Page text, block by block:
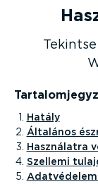
Hatály
Általános
Használatra
Szellemi